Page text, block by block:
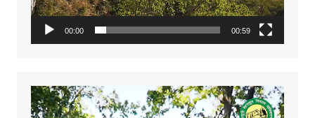
00:00 00:59
Video
Player